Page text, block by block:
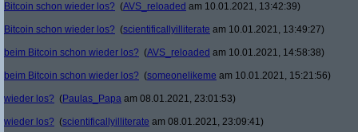
Bitcoin schon wieder los? (AVS_reloaded am 10.01.2021, 13:42:39)
Bitcoin schon wieder los? (scientificallyilliterate am 10.01.2021, 13:49:27)
beim Bitcoin schon wieder los? (AVS_reloaded am 10.01.2021, 14:58:38)
beim Bitcoin schon wieder los? (someonelikeme am 10.01.2021, 15:21:56)
wieder los? (Paulas_Papa am 08.01.2021, 23:01:53)
wieder los? (scientificallyilliterate am 08.01.2021, 23:09:41)